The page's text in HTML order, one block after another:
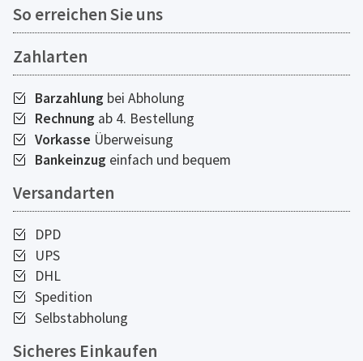
So erreichen Sie uns
Zahlarten
Barzahlung bei Abholung
Rechnung ab 4. Bestellung
Vorkasse Überweisung
Bankeinzug einfach und bequem
Versandarten
DPD
UPS
DHL
Spedition
Selbstabholung
Sicheres Einkaufen